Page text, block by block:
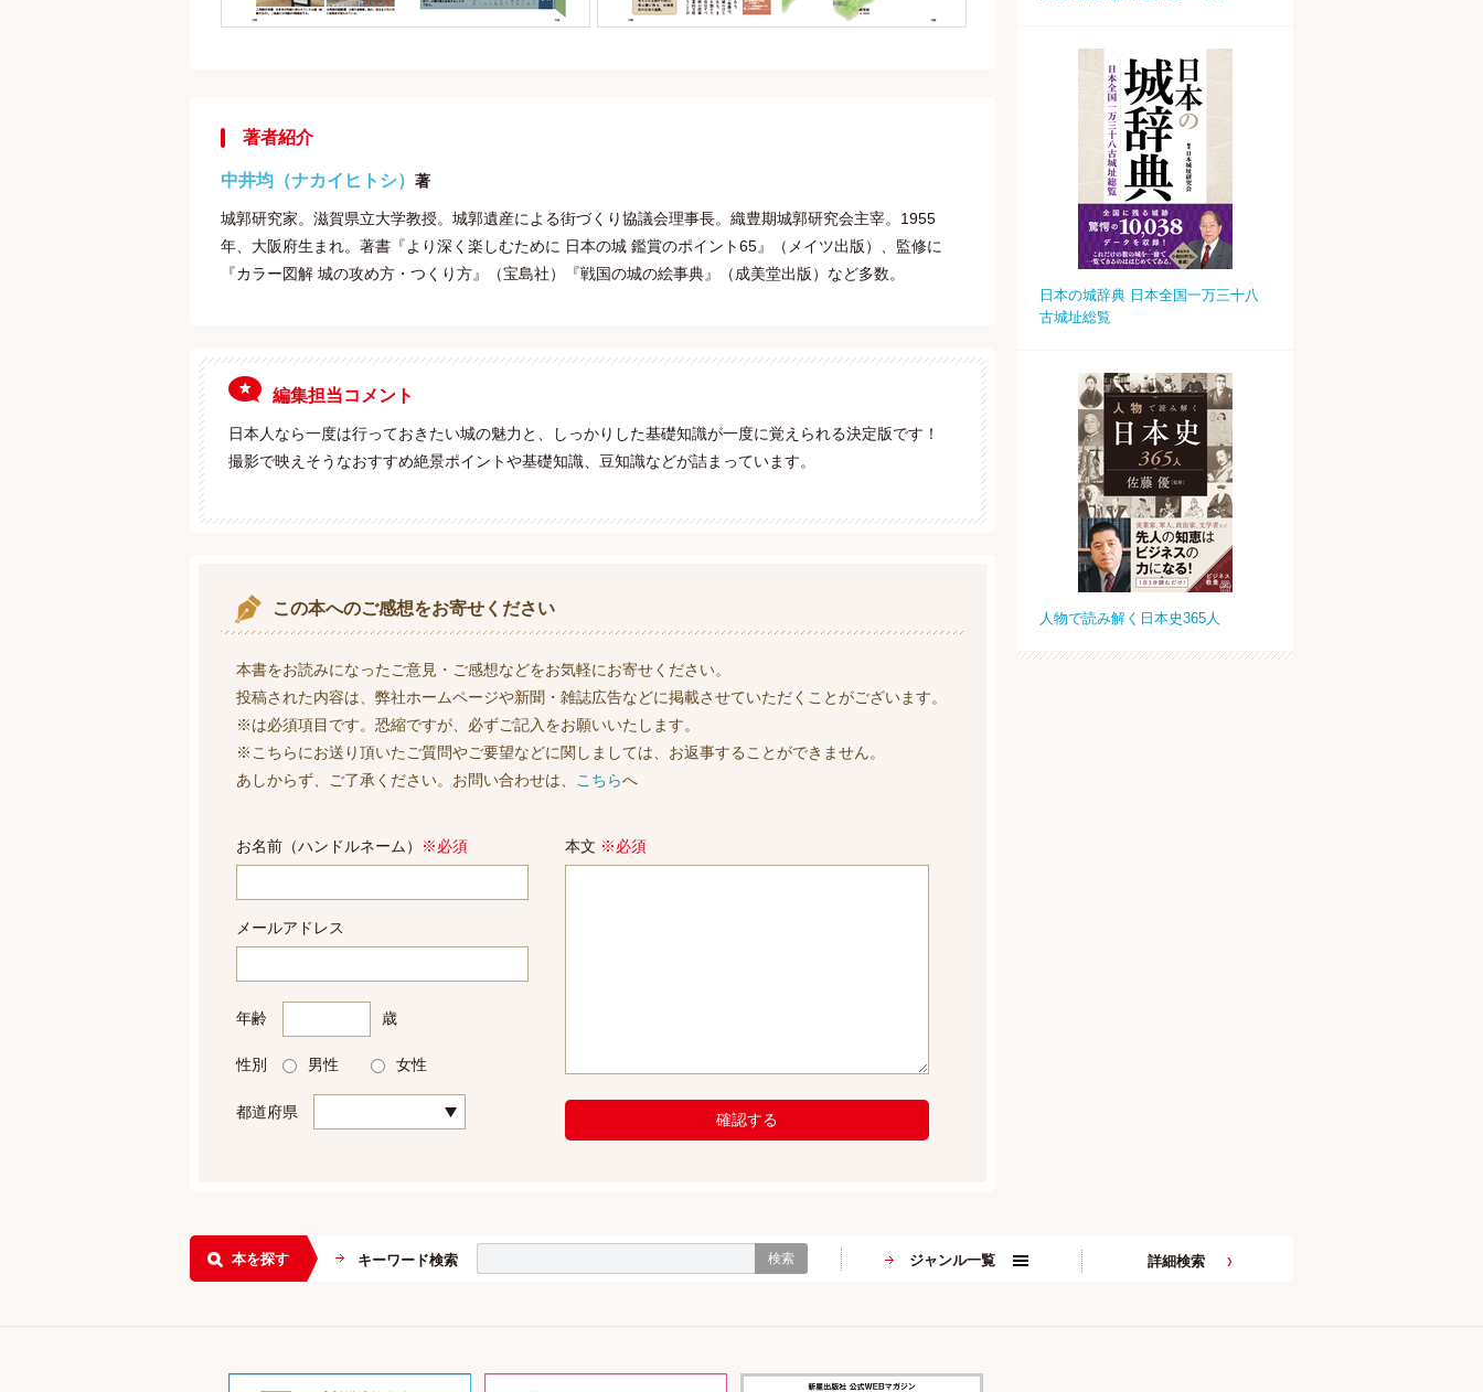
著者紹介
中井均（ナカイヒトシ） 著
城郭研究家。滋賀県立大学教授。城郭遺産による街づくり協議会理事長。織豊期城郭研究会主宰。1955
年、大阪府生まれ。著書『より深く楽しむために 日本の城 鑑賞のポイント65』（メイツ出版）、監修に
『カラー図解 城の攻め方・つくり方』（宝島社）『戦国の城の絵事典』（成美堂出版）など多数。
編集担当コメント
日本人なら一度は行っておきたい城の魅力と、しっかりした基礎知識が一度に覚えられる決定版です！
撮影で映えそうなおすすめ絶景ポイントや基礎知識、豆知識などが詰まっています。
この本へのご感想をお寄せください
本書をお読みになったご意見・ご感想などをお気軽にお寄せください。
投稿された内容は、弊社ホームページや新聞・雑誌広告などに掲載させていただくことがございます。
※は必須項目です。恐縮ですが、必ずご記入をお願いいたします。
※こちらにお送り頂いたご質問やご要望などに関しましては、お返事することができません。
あしからず、ご了承ください。お問い合わせは、
こちらへ
お名前（ハンドルネーム） ※必須
メールアドレス
年齢 歳
性別 男性 女性
都道府県
本文 ※必須
確認する
日本の城辞典 日本全国一万三十八
古城址総覧
人物で読み解く日本史365人
本を探す キーワード検索 検索 ジャンル一覧 詳細検索